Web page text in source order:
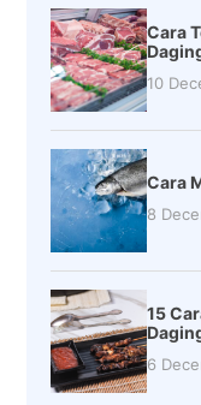
Cara
10
Cara
8
15
6